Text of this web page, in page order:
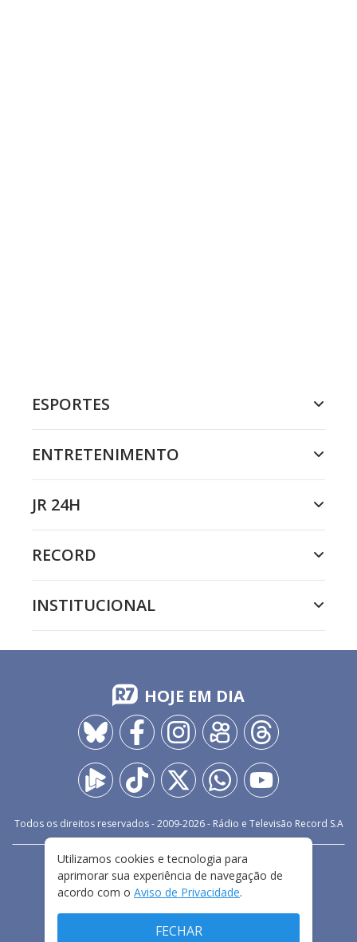
ESPORTES
ENTRETENIMENTO
JR 24H
RECORD
INSTITUCIONAL
HOJE EM DIA
Todos os direitos reservados - 2009-2026- Rádio e Televisão Record S.A
FALE CONOSCO
PRIVACIDADE
TERMOS E CONDIÇÕES DE USO
Utilizamos cookies e tecnologia para
aprimorar sua experiência de navegação de
acordo com o Aviso de Privacidade.
FECHAR